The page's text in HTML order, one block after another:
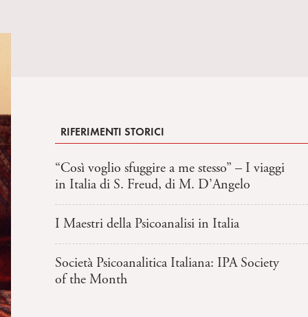
RIFERIMENTI STORICI
“Così voglio sfuggire a me stesso” – I viaggi
in Italia di S. Freud, di M. D’Angelo
I Maestri della Psicoanalisi in Italia
Società Psicoanalitica Italiana: IPA Society
of the Month